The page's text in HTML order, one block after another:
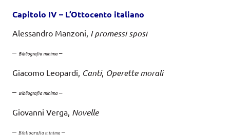
Capitolo IV – L’Ottocento italiano
Alessandro Manzoni, I promessi sposi
– Bibliografia minima–
Giacomo Leopardi, Canti, Operette morali
– Bibliografia minima–
Giovanni Verga, Novelle
– Bibliografia minima –